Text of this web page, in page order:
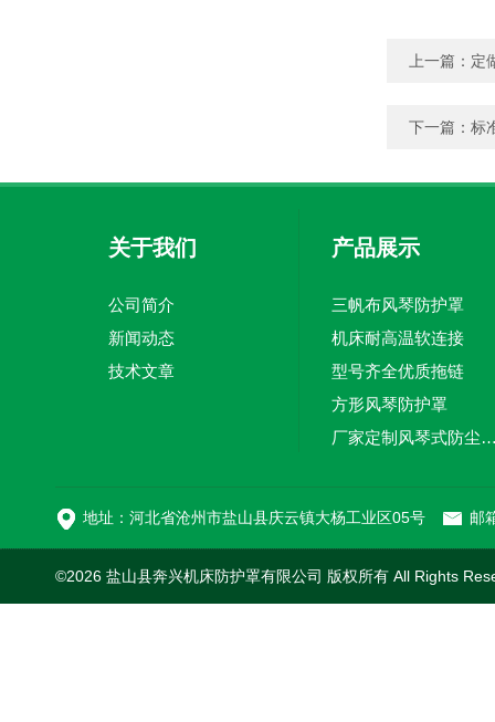
上一篇： 定
下一篇： 标
关于我们
公司简介
新闻动态
技术文章
产品展示
三帆布风琴防护罩
机床耐高温软连接
型号齐全优质拖链
方形风琴防护罩
厂家定制风琴式
地址：河北省沧州市盐山县庆云镇大杨工业区05号 邮
©2026 盐山县奔兴机床防护罩有限公司 版权所有 All Rights